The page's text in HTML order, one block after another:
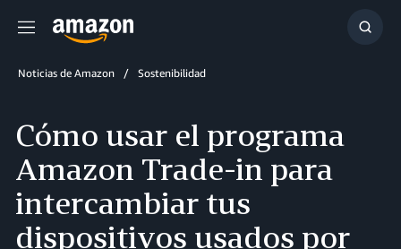
Menú
Noticias de Amazon Sostenibilidad
Cómo usar el programa
Amazon Trade-in para
intercambiar tus
dispositivos usados por